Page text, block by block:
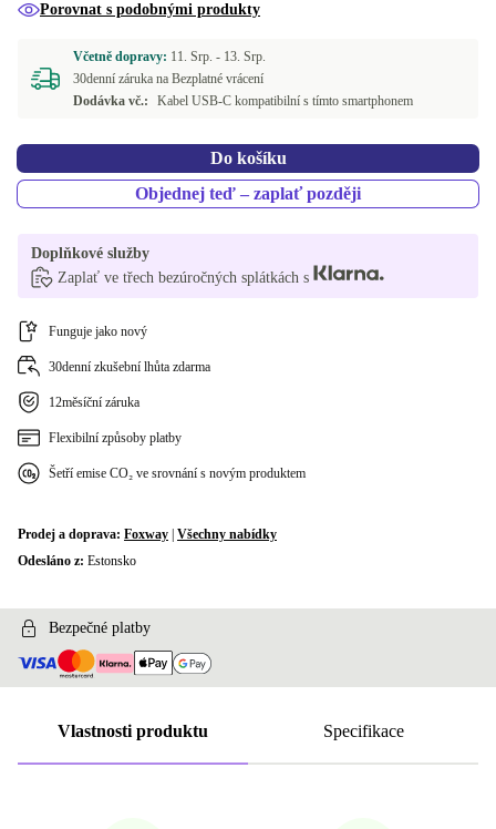
Porovnat s podobnými produkty
Včetně dopravy: 11. Srp. - 13. Srp.
30denní záruka na Bezplatné vrácení
Dodávka vč.:
Kabel USB-C kompatibilní s tímto smartphonem
Do košíku
Objednej teď – zaplať později
Doplňkové služby
Zaplať ve třech bezúročných splátkách s
Funguje jako nový
30denní zkušební lhůta zdarma
12měsíční záruka
Flexibilní způsoby platby
Šetří emise CO₂ ve srovnání s novým produktem
Prodej a doprava: Foxway Všechny nabídky
Odesláno z: Estonsko
Bezpečné platby
Vlastnosti produktu Specifikace